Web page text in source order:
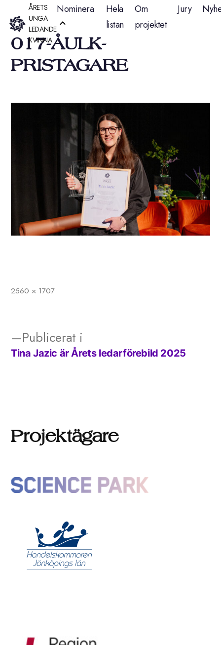
Hoppa
till
innehåll
ÅRETS
UNGA
LEDANDE
KVINNA
Nominera
Hela
listan
Om
projektet
Jury
017-ÅULK-
PRISTAGARE
Full
2560 × 1707
Inläggsnavigering
Publicerat i
Tina Jazic är Årets ledarförebild 2025
Projektägare